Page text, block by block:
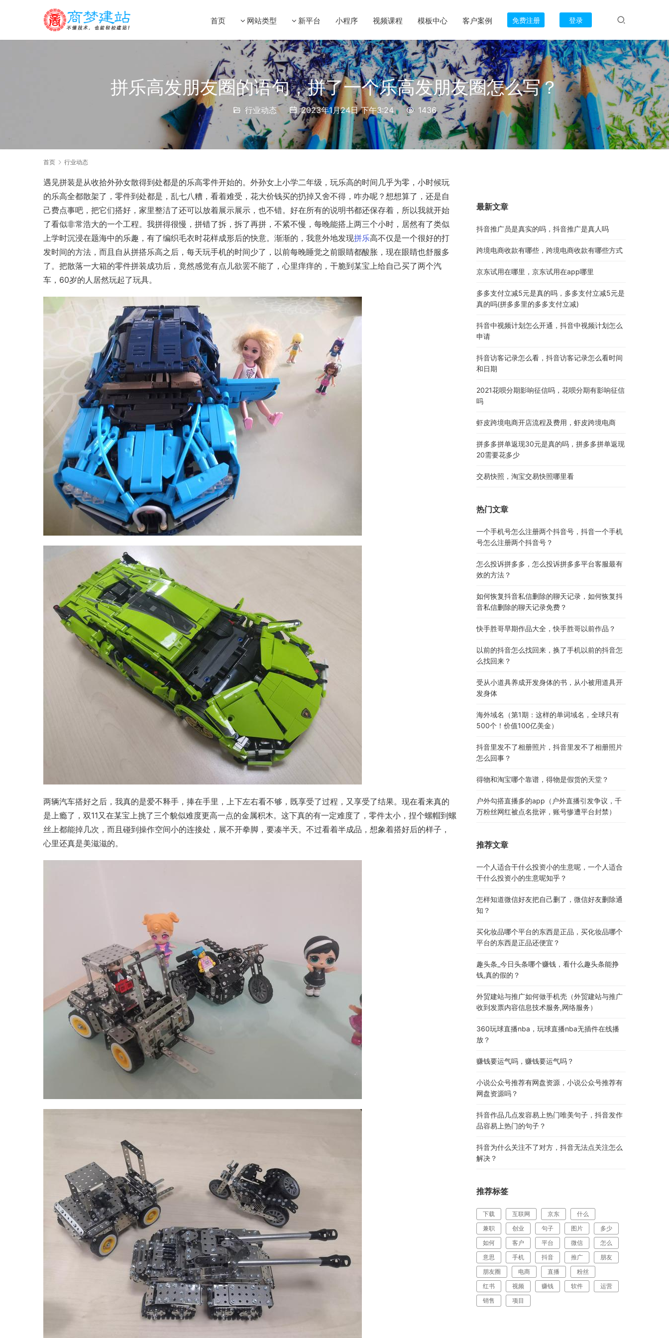
首页 网站类型 新平台 小程序 视频课程 模板中心 客户案例 免费注册 登录
拼乐高发朋友圈的语句，拼了一个乐高发朋友圈怎么写？
行业动态 2023年1月24日 下午3:24 1436
首页 行业动态
遇见拼装是从收拾外孙女散得到处都是的乐高零件开始的。外孙女上小学二年级，玩乐高的时间几乎为零，小时候玩
的乐高全都散架了，零件到处都是，乱七八糟，看着难受，花大价钱买的扔掉又舍不得，咋办呢？想想算了，还是自
己费点事吧，把它们搭好，家里整洁了还可以放着展示展示，也不错。好在所有的说明书都还保存着，所以我就开始
了看似非常浩大的一个工程。我拼得很慢，拼错了拆，拆了再拼，不紧不慢，每晚能搭上两三个小时，居然有了类似
上学时沉浸在题海中的乐趣，有了编织毛衣时花样成形后的快意。渐渐的，我意外地发现拼乐高不仅是一个很好的打
发时间的方法，而且自从拼搭乐高之后，每天玩手机的时间少了，以前每晚睡觉之前眼睛都酸胀，现在眼睛也舒服多
了。把散落一大箱的零件拼装成功后，竟然感觉有点儿欲罢不能了，心里痒痒的，干脆到某宝上给自己买了两个汽
车，60岁的人居然玩起了玩具。
两辆汽车搭好之后，我真的是爱不释手，捧在手里，上下左右看不够，既享受了过程，又享受了结果。现在看来真的
是上瘾了，双11又在某宝上挑了三个貌似难度更高一点的金属积木。这下真的有一定难度了，零件太小，捏个螺帽到螺
丝上都能掉几次，而且碰到操作空间小的连接处，展不开拳脚，要凑半天。不过看着半成品，想象着搭好后的样子，
心里还真是美滋滋的。
最新文章
抖音推广员是真实的吗，抖音推广是真人吗
跨境电商收款有哪些，跨境电商收款有哪些方式
京东试用在哪里，京东试用在app哪里
多多支付立减5元是真的吗，多多支付立减5元是
真的吗(拼多多里的多多支付立减)
抖音中视频计划怎么开通，抖音中视频计划怎么
申请
抖音访客记录怎么看，抖音访客记录怎么看时间
和日期
2021花呗分期影响征信吗，花呗分期有影响征信
吗
虾皮跨境电商开店流程及费用，虾皮跨境电商
拼多多拼单返现30元是真的吗，拼多多拼单返现
20需要花多少
交易快照，淘宝交易快照哪里看
热门文章
一个手机号怎么注册两个抖音号，抖音一个手机
号怎么注册两个抖音号？
怎么投诉拼多多，怎么投诉拼多多平台客服最有
效的方法？
如何恢复抖音私信删除的聊天记录，如何恢复抖
音私信删除的聊天记录免费？
快手胜哥早期作品大全，快手胜哥以前作品？
以前的抖音怎么找回来，换了手机以前的抖音怎
么找回来？
受从小道具养成开发身体的书，从小被用道具开
发身体
海外域名（第1期：这样的单词域名，全球只有
500个！价值100亿美金）
抖音里发不了相册照片，抖音里发不了相册照片
怎么回事？
得物和淘宝哪个靠谱，得物是假货的天堂？
户外勾搭直播多的app（户外直播引发争议，千
万粉丝网红被点名批评，账号惨遭平台封禁）
推荐文章
一个人适合干什么投资小的生意呢，一个人适合
干什么投资小的生意呢知乎？
怎样知道微信好友把自己删了，微信好友删除通
知？
买化妆品哪个平台的东西是正品，买化妆品哪个
平台的东西是正品还便宜？
趣头条_今日头条哪个赚钱，看什么趣头条能挣
钱,真的假的？
外贸建站与推广如何做手机壳（外贸建站与推广
收到发票内容信息技术服务,网络服务）
360玩球直播nba，玩球直播nba无插件在线播
放？
赚钱要运气吗，赚钱要运气吗？
小说公众号推荐有网盘资源，小说公众号推荐有
网盘资源吗？
抖音作品几点发容易上热门唯美句子，抖音发作
品容易上热门的句子？
抖音为什么关注不了对方，抖音无法点关注怎么
解决？
推荐标签
下载 互联网 京东
什么
兼职
创业 句子 图片
多少
如何
客户 平台 微信
怎么
意思
手机 抖音 推广
朋友
朋友圈
电商 直播
粉丝
红书
视频 赚钱 软件
运营
销售
项目